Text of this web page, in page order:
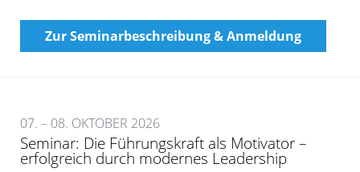
Zur Seminarbeschreibung & Anmeldung
07. – 08. OKTOBER 2026
Seminar: Die Führungskraft als Motivator –
erfolgreich durch modernes Leadership